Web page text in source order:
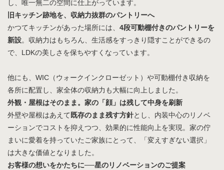
し、唯一無二の空間に仕上がっています。
旧キッチン跡地を、収納力抜群のパントリーへ
かつてキッチンがあった場所には、 4段可動棚付きのパントリーを
新設。収納力はもちろん、生活感をすっきり隠すことができるの
で、LDKの美しさを保ちやすくなっています。
他にも、WIC（ウォークインクローゼット）や可動棚付き収納を
各所に配置し、家全体の収納力も大幅に向上しました。
外観・屋根はそのまま。家の「顔」は残して中身を刷新
外壁や屋根はあえて 既存のまま残す方針とし、内装中心のリノベ
ーションでコストを抑えつつ、効果的に性能向上を実現。家の佇
まいに愛着を持っていたご家族にとって、「変えすぎない選択」
は大きな価値となりました。
お客様の想いをかたちに──星のリノベーションのご提案